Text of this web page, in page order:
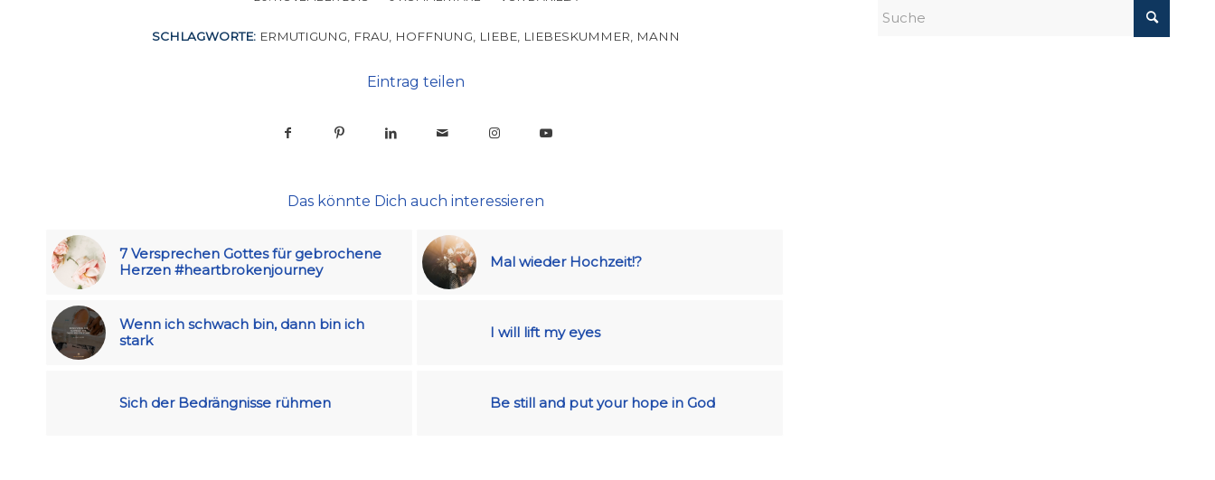
SCHLAGWORTE: ERMUTIGUNG FRAU HOFFNUNG LIEBE LIEBESKUMMER MANN
Eintrag teilen
Das könnte Dich auch interessieren
7 Versprechen Gottes für gebrochene
Herzen #heartbrokenjourney
Mal wieder Hochzeit!?
Wenn ich schwach bin, dann bin ich
stark
I will lift my eyes
Sich der Bedrängnisse rühmen Be still and put your hope in God